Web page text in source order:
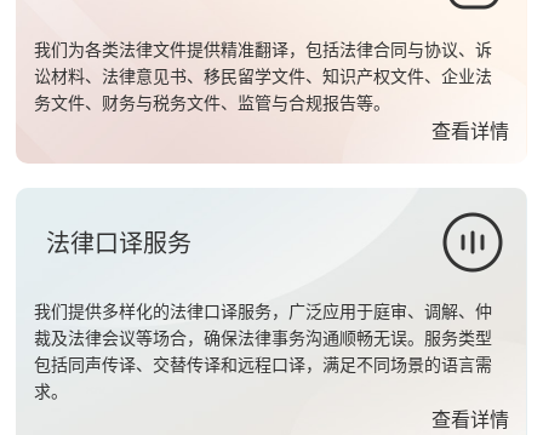
我们为各类法律文件提供精准翻译，包括法律合同与协议、诉
讼材料、法律意见书、移民留学文件、知识产权文件、企业法
务文件、财务与税务文件、监管与合规报告等。
查看详情
法律口译服务
我们提供多样化的法律口译服务，广泛应用于庭审、调解、仲
裁及法律会议等场合，确保法律事务沟通顺畅无误。服务类型
包括同声传译、交替传译和远程口译，满足不同场景的语言需
求。
查看详情